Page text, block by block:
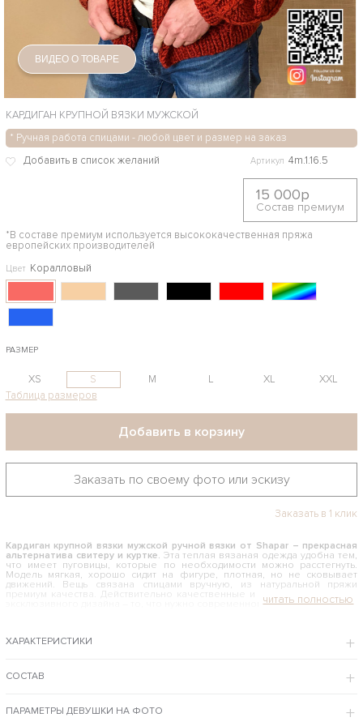
ВИДЕО О ТОВАРЕ
КАРДИГАН КРУПНОЙ ВЯЗКИ МУЖСКОЙ
* Ручная работа спицами - любой цвет и размер на заказ
Артикул 4m.1.16.5
15 000р
Состав премиум
*В составе премиум используется высококачественная пряжа
европейских производителей
Цвет Коралловый
РАЗМЕР
XS S M L XL
XXL
Таблица размеров
Добавить в корзину
Заказать по своему фото или эскизу
Заказать в 1 клик
Кардиган крупной вязки мужской ручной вязки от Shapar – прекрасная
альтернатива свитеру и куртке. Эта теплая вязаная одежда удобна тем,
что имеет пуговицы, которые по необходимости можно расстегнуть.
Модель мягкая, хорошо сидит на фигуре, плотная, но не сковывает
движений. Вещь связана спицами вручную, из натуральной пряжи
премиум качества. Действительно качественные и стильные кардиганы
эксклюзивного дизайна – то, что нужно современному мужчине.
Кардиган из толстой пряжи кораллового цвета хорошо подойдет для
неформальными брюками. Под низ можно надеть футболку, водолазку,
рубашку, тонкий свитер похожего или контрастного оттенка. Кардиган
теплая и удобная вещь придется как нельзя кстати.
ХАРАКТЕРИСТИКИ
СОСТАВ
ПАРАМЕТРЫ ДЕВУШКИ НА ФОТО